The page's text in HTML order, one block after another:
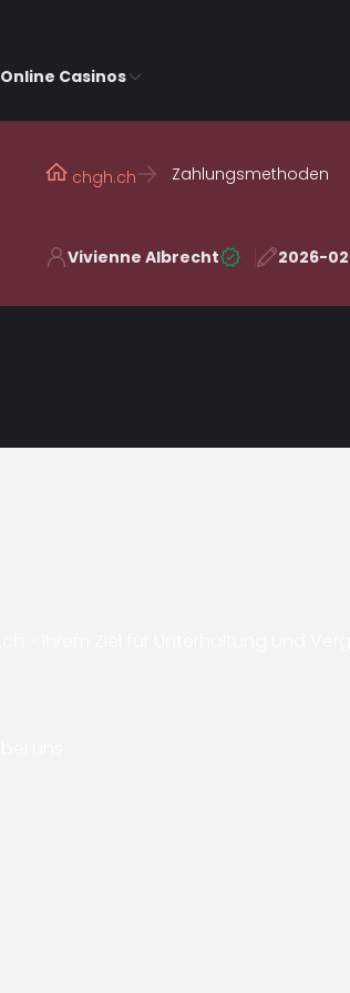
Online Casinos
chgh.ch Zahlungsmethoden
Vivienne Albrecht 2026-